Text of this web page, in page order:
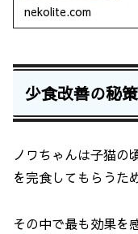
nekolite.com
少食改善の秘策
ノワちゃんは子猫の
を完食してもらうた
その中で最も効果を